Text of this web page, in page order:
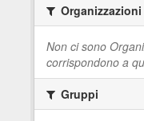
Organizzazioni
Non ci sono
corrispondono a
Gruppi